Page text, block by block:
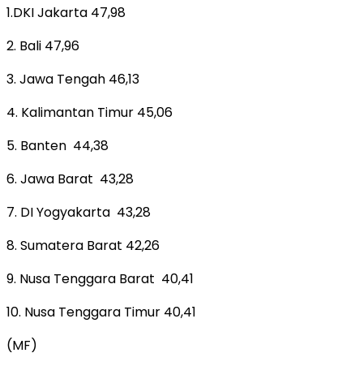
1.DKI Jakarta 47,98
2. Bali 47,96
3. Jawa Tengah 46,13
4. Kalimantan Timur 45,06
5. Banten 44,38
6. Jawa Barat 43,28
7. DI Yogyakarta 43,28
8. Sumatera Barat 42,26
9. Nusa Tenggara Barat 40,41
10. Nusa Tenggara Timur 40,41
(MF)